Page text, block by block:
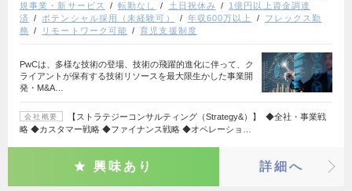
規事業・新サービス
転勤なし 土日祝休み
1億円以上資金調達
済
ポテンシャル採用（未経験可） 年収600万以上
フレックス勤
務
リモートワーク可能 育児支援制度
PwCは、多様な技術の登場、技術の飛躍的進化に伴って、ク
ライアントが保有する技術リソースを最大限生かした事業開
発・M&A…
会社概要
【ストラテジーコンサルティング（Strategy&）】 ◆全社・事業戦
略 ◆カスタマー戦略 ◆ファイナンス戦略 ◆オペレーショ…
興味あり 詳細へ